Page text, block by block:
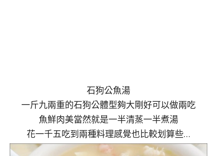
石狗公魚湯
一斤九兩重的石狗公體型夠大剛好可以做兩吃
魚鮮肉美當然就是一半清蒸一半煮湯
花一千五吃到兩種料理感覺也比較划算些…